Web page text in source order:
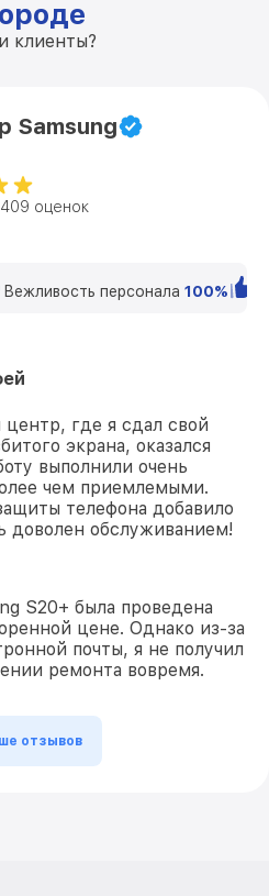
клиенты?
Samsung
оценок
Вежливость персонала 100%
где я сдал свой
экрана, оказался
выполнили очень
чем приемлемыми.
телефона добавило
доволен обслуживанием!
S20+ была проведена
цене. Однако из-за
почты, я не получил
ремонта вовремя.
отзывов